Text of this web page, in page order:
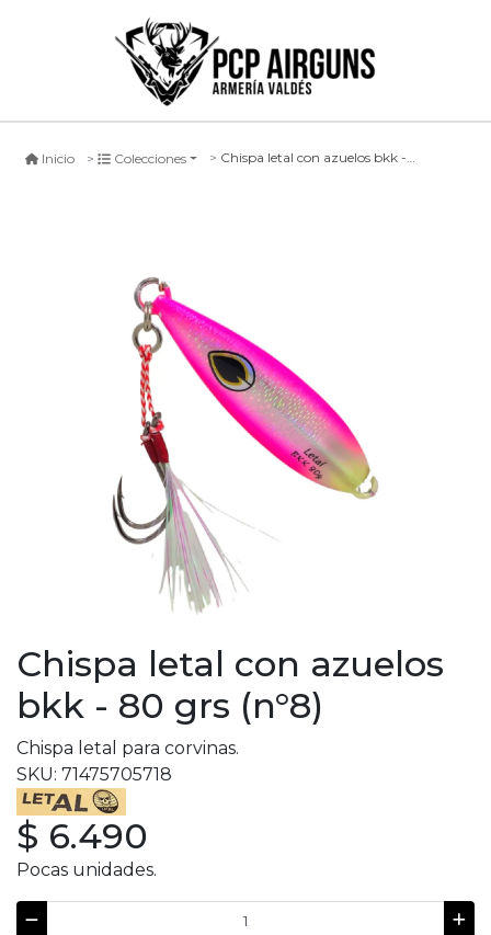
Inicio Colecciones Chispa letal con azuelos bkk - 80 grs (n°8)
Chispa letal con azuelos
bkk - 80 grs (n°8)
Chispa letal para corvinas.
SKU: 71475705718
$ 6.490
Pocas unidades.